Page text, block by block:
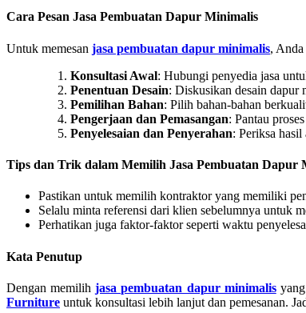
Cara Pesan Jasa Pembuatan Dapur Minimalis
Untuk memesan jasa pembuatan dapur minimalis,
Konsultasi Awal: Hubungi penyedia jasa
Penentuan Desain: Diskusikan desain dapur
Pemilihan Bahan: Pilih bahan-bahan
Pengerjaan dan Pemasangan: Pantau
Penyelesaian dan Penyerahan: Periksa
Tips dan Trik dalam Memilih Jasa Pembuatan Dapur
Pastikan untuk memilih kontraktor yang memiliki
Selalu minta referensi dari klien sebelumnya untuk
Perhatikan juga faktor-faktor seperti waktu
Kata Penutup
Dengan memilihjasa pembuatan dapur minimalisyang
Furniture untuk konsultasi lebih lanjut dan pemesanan.